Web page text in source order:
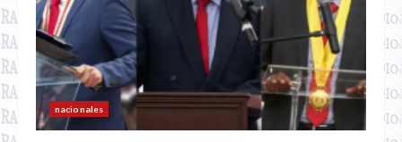
nacionales